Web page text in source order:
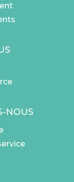
NOUS